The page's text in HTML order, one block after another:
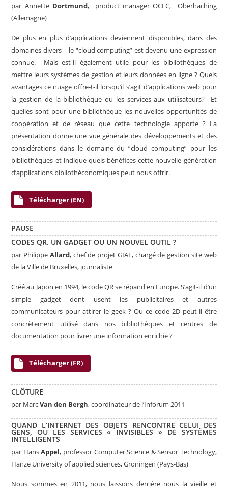
par AnnetteDortmund, product manager OCLC, Oberhaching
(Allemagne)
De plus en plus d’applications deviennent disponibles, dans des
domaines divers – le “cloud computing” est devenu une expression
connue. Mais est-il également utile pour les bibliothèques de
mettre leurs systèmes de gestion et leurs données en ligne ? Quels
avantages ce nuage offre-t-il lorsqu’il s’agit d’applications web pour
la gestion de la bibliothèque ou les services aux utilisateurs? Et
quelles sont pour une bibliothèque les nouvelles opportunités de
coopération et de réseau que cette technologie apporte ? La
présentation donne une vue générale des développements et des
considérations dans le domaine du “cloud computing” pour les
bibliothèques et indique quels bénéfices cette nouvelle génération
d’applications bibliothéconomiques peut nous offrir.
Télécharger (EN)
PAUSE
CODES QR. UN GADGET OU UN NOUVEL OUTIL ?
par Philippe Allard, chef de projet GIAL, chargé de gestion site web
de la Ville de Bruxelles, journaliste
Créé au Japon en 1994, le code QR se répand en Europe. S’agit-il d’un
simple gadget dont usent les publicitaires et autres
communicateurs pour attirer le geek ? Ou ce code 2D peut-il être
concrètement utilisé dans nos bibliothèques et centres de
documentation pour livrer une information enrichie ?
Télécharger (FR)
CLÔTURE
par MarcVan den Bergh, coordinateur de l’Inforum 2011
QUAND L’INTERNET DES OBJETS RENCONTRE CELUI DES
GENS, OU LES SERVICES « INVISIBLES » DE SYSTÈMES
INTELLIGENTS
par HansAppel, professor Computer Science & Sensor Technology,
Hanze University of applied sciences, Groningen (Pays-Bas)
Nous sommes en 2011, nous laissons derrière nous la vieille et